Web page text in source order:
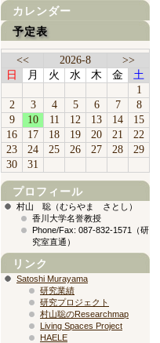
カレンダー
予定表
<< 2026-8
>>
日
月 火 水 木 金
土
1
2
3 4 5 6 7
8
9
10 11 12 13 14
15
16
17 18 19 20 21
22
23
24 25 26 27 28
29
30
31
プロフィール
村山 聡（むらやま さとし）
香川大学名誉教授
Phone/Fax: 087-832-1571（研
究室直通）
リンク
Satoshi Murayama
研究業績
研究プロジェクト
村山聡のResearchmap
Living Spaces Project
HAELE